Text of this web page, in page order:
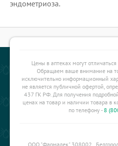
эндометриоза.
Цены в аптеках могут
Обращаем ваше внимание на
исключительно информационный
не является публичной офертой,
437 ГК РФ. Для получения
ценах на товар и наличии товара в
по телефону -8
ООО "Фармалек" 308002 ,